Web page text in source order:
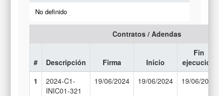
No definido
Contratos / Adendas
# Descripción Firma Inicio
Fin
ejecución
1
2024-C1-
INIC01-321
19/06/2024 19/06/2024 19/06/2026